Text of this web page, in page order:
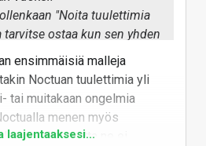
"Noita tuulettimia
ostaa kun sen yhden
ja ainoan kerran
premium hinnalla.
Sampsan testejä
Liquid Freezereiden
ollut absoluuttisesti
ensimmäisiä malleja
Noctuan tuulettimia yli
tai muitakaan ongelmia
menen myös
on ollut mutta ne ei
laajentaaksesi...